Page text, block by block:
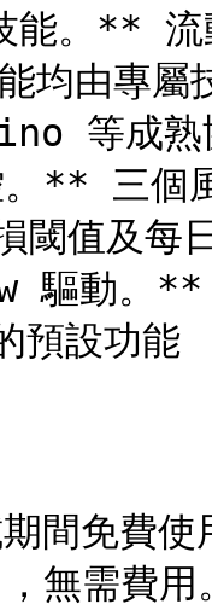
。** 流動
均由專
等成熟
** 三個
閾值及每
動。**
預設功能
間免費
無需費